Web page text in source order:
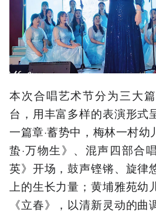
本次合唱艺术节分为三大
台，用丰富多样的表演形式
一篇章·蓄势中，梅林一村
蛰·万物生》、混声四部合
英》开场，鼓声铿锵、旋律
上的生长力量；黄埔雅苑幼
《立春》，以清新灵动的